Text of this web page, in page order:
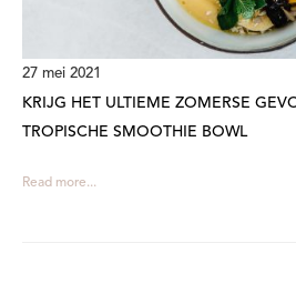
27 mei 2021
KRIJG HET ULTIEME ZOMERSE
TROPISCHE SMOOTHIE BOWL
Read more...